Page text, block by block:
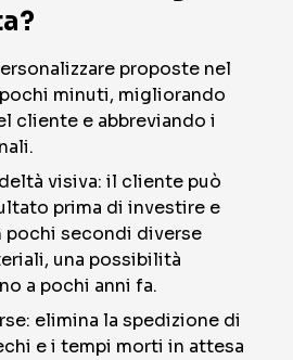
proposte nel
minuti, migliorando
cliente e abbreviando i
visiva: il cliente può
prima di investire e
pochi secondi diverse
una possibilità
a pochi anni fa.
elimina la spedizione di
e i tempi morti in attesa